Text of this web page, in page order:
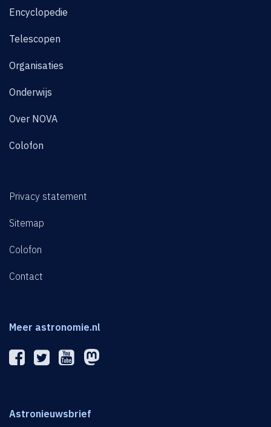
Encyclopedie
Telescopen
Organisaties
Onderwijs
Over NOVA
Colofon
Privacy statement
Sitemap
Colofon
Contact
Meer astronomie.nl
Astronieuwsbrief